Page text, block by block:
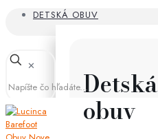
DETSKÁ OBUV
Detská
obuv
✕